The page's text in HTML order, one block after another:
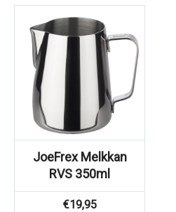
JoeFrex Melkkan
RVS 350ml
€19,95